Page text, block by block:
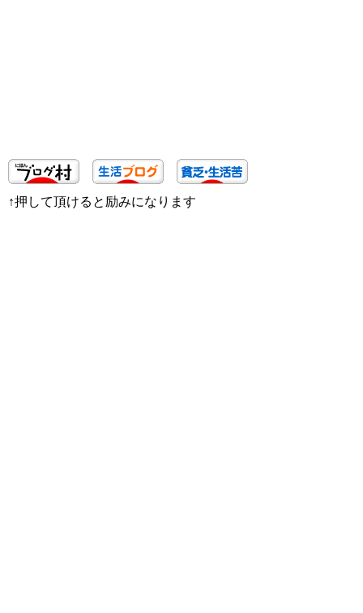
↑押して頂けると励みになります